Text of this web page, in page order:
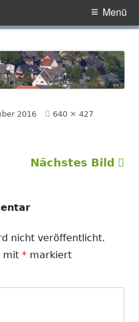
Menü
2016 Volle
640 × 427
Nächstes Bild
nicht veröffentlicht.
mit * markiert